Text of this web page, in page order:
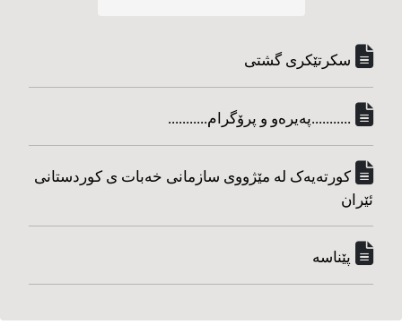
سکرتێکری گشتی
...........په‌یره‌و و پرۆگرام...........
کورته‌یه‌ک له مێژووی سازمانی خه‌بات ی کوردستانی
ئێران
پێناسه‌